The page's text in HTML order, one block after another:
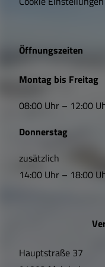
e
L
n
k
s
f
Öffnungszeiten
Montag bis Freitag
08:00 Uhr – 12:00
Donnerstag
zusätzlich
14:00 Uhr – 18:00
Hauptstraße 37